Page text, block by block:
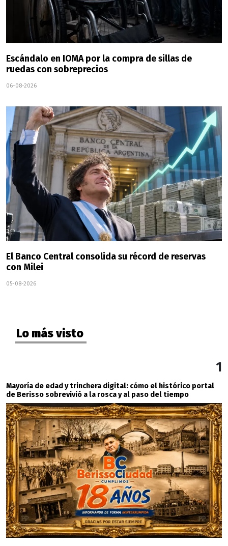
Escándalo en IOMA por la compra de sillas de
ruedas con sobreprecios
06-08-2026
El Banco Central consolida su récord de reservas
con Milei
05-08-2026
Lo más visto
1
Mayoría de edad y trinchera digital: cómo el histórico portal
de Berisso sobrevivió a la rosca y al paso del tiempo